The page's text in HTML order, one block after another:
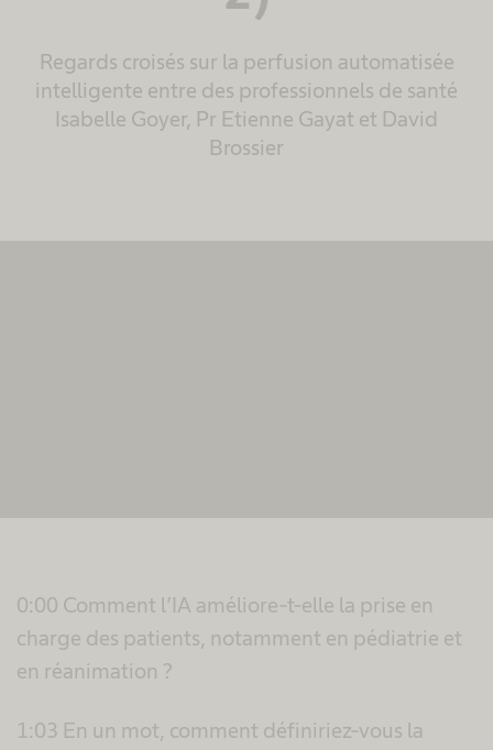
Regards croisés sur la perfusion automatisée
intelligente entre des professionnels de santé
Isabelle Goyer, Pr Etienne Gayat et David
Brossier
Platform
0:00 Comment l’IA améliore-t-elle la prise en
charge des patients, notamment en pédiatrie et
en réanimation ?
1:03 En un mot, comment définiriez-vous la